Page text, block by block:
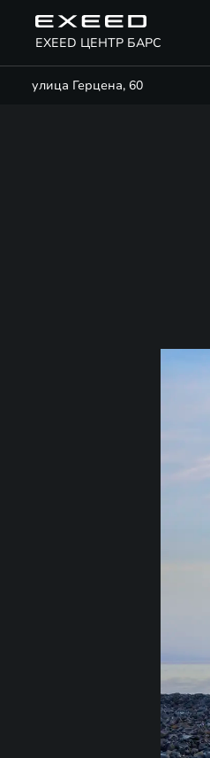
EXEED ЦЕНТР БАРС
улица Герцена, 60